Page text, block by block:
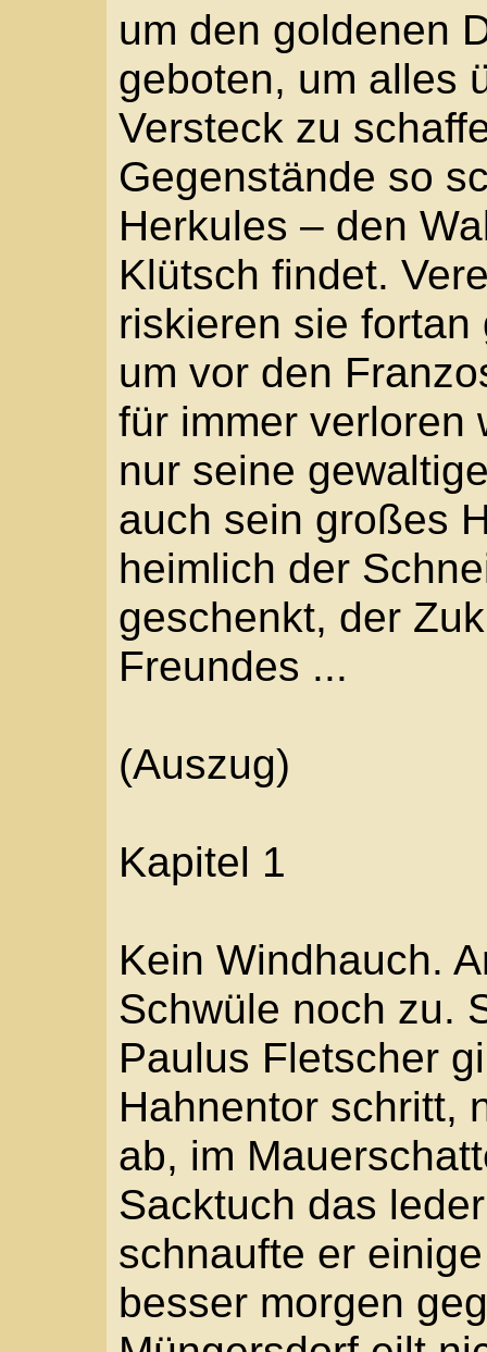
Herkules – den
Klütsch findet.
riskieren sie fortan
um vor den
für immer verloren
nur seine gewaltigen
auch sein großes
heimlich der
geschenkt, der
Freundes ...
(Auszug)
Kapitel 1
Kein Windhauch. Am
Paulus Fletscher
Hahnentor schritt,
Sacktuch das
besser morgen
Müngersdorf eilt
frischer.« Er reihte
Fußgänger ein, die
wollten.
»Nicht stehen
heftige Bewegung,
weißen Uniform ließ
»Wünsche einen
»Gut? Wo uns der